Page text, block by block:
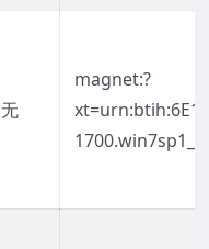
无
magnet:?